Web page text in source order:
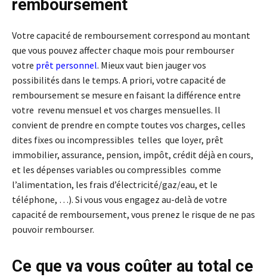
remboursement
Votre capacité de remboursement correspond au montant
que vous pouvez affecter chaque mois pour rembourser
votre prêt personnel. Mieux vaut bien jauger vos
possibilités dans le temps. A priori, votre capacité de
remboursement se mesure en faisant la différence entre
votre revenu mensuel et vos charges mensuelles. Il
convient de prendre en compte toutes vos charges, celles
dites fixes ou incompressibles telles que loyer, prêt
immobilier, assurance, pension, impôt, crédit déjà en cours,
et les dépenses variables ou compressibles comme
l’alimentation, les frais d’électricité/gaz/eau, et le
téléphone, …). Si vous vous engagez au-delà de votre
capacité de remboursement, vous prenez le risque de ne pas
pouvoir rembourser.
Ce que va vous coûter au total ce